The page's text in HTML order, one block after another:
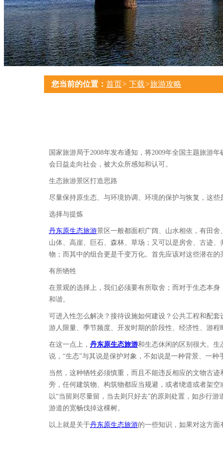
您当前的位置： 首页> 下载>旅游攻略
国家旅游局于2008年发布通知，将2009年全国主题旅游
会日益走向社会，被大众所感知和认可。
生态旅游景区打造思路
尽量保持原生态、与环境协调、环境的保护与恢复，这
选择与提炼
丹东原生态旅游景区一般都面积广阔、山水相依，有田
山体、高崖、巨石、森林、草场；又可以是房舍、古迹
物；而其中的组合更是千变万化。首先应该对这些潜在
有所牺牲
在景观的选择上，我们必须要有所取舍；而对于生态本
和谐。
可进入性怎么解决？接待设施如何建设？公共工程和配
游人限量、季节频度、开发时期的阶段性、经济性、游程
在这一点上， 丹东原生态旅游和生态休闲的区别很大。
说，“生态”与其说是保护对象，不如说是一种背景、一
当然，这种牺牲必须慎重，而且不能违反相应的文物古
旁，任何建筑物、构筑物都应当规避，或者绕道或者架
以“当留则尽量留，当去则只好去”的原则处置，如步行
游道的宽畅伐掉这棵树。
以上就是关于丹东原生态旅游的一些知识，如果对这方面